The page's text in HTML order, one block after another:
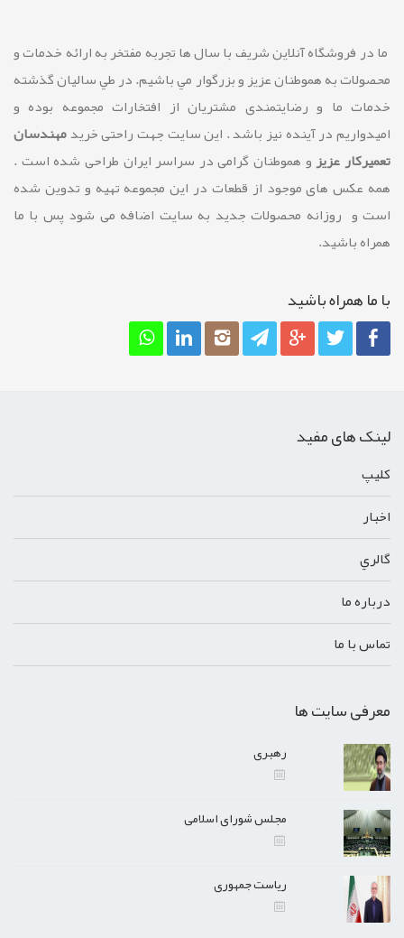
ما در فروشگاه آنلاین شريف با سال ها تجربه مفتخر به ارائه خدمات و
محصولات به هموطنان عزیز و بزرگوار مي باشيم. در طي ساليان گذشته
خدمات ما و رضايتمندی مشتريان از افتخارات مجموعه بوده و
امیدواریم در آینده نیز باشد . این سایت جهت راحتی خریدمهندسان
تعمیرکار عزیزو هموطنان گرامی در سراسر ایران طراحی شده است .
همه عکس های موجود از قطعات در این مجموعه تهیه و تدوین شده
است و روزانه محصولات جدید به سایت اضافه می شود پس با ما
همراه باشید.
با ما همراه باشيد
لینک های مفید
کليپ
اخبار
گالري
درباره ما
تماس با ما
معرفی سایت ها
رهبری
مجلس شورای اسلامی
ریاست جمهوری